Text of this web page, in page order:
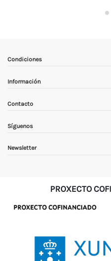
Condiciones
Información
Contacto
Síguenos
Newsletter
PROXECTO